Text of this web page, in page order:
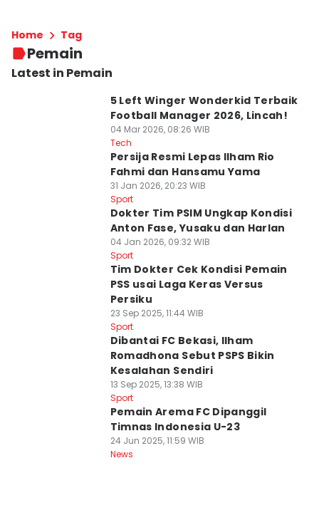
Home Tag
Pemain
Latest in Pemain
5 Left Winger Wonderkid Terbaik
Football Manager 2026, Lincah!
04 Mar 2026, 08:26 WIB
Tech
Persija Resmi Lepas Ilham Rio
Fahmi dan Hansamu Yama
31 Jan 2026, 20:23 WIB
Sport
Dokter Tim PSIM Ungkap Kondisi
Anton Fase, Yusaku dan Harlan
04 Jan 2026, 09:32 WIB
Sport
Tim Dokter Cek Kondisi Pemain
PSS usai Laga Keras Versus
Persiku
23 Sep 2025, 11:44 WIB
Sport
Dibantai FC Bekasi, Ilham
Romadhona Sebut PSPS Bikin
Kesalahan Sendiri
13 Sep 2025, 13:38 WIB
Sport
Pemain Arema FC Dipanggil
Timnas Indonesia U-23
24 Jun 2025, 11:59 WIB
News